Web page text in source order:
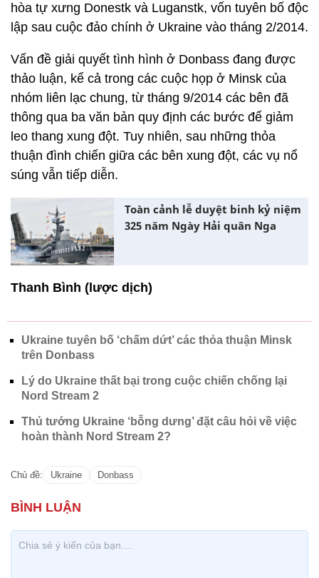
hòa tự xưng Donestk và Luganstk, vốn tuyên bố độc
lập sau cuộc đảo chính ở Ukraine vào tháng 2/2014.
Vấn đề giải quyết tình hình ở Donbass đang được
thảo luận, kể cả trong các cuộc họp ở Minsk của
nhóm liên lạc chung, từ tháng 9/2014 các bên đã
thông qua ba văn bản quy định các bước để giảm
leo thang xung đột. Tuy nhiên, sau những thỏa
thuận đình chiến giữa các bên xung đột, các vụ nổ
súng vẫn tiếp diễn.
Toàn cảnh lễ duyệt binh kỷ niệm
325 năm Ngày Hải quân Nga
Thanh Bình (lược dịch)
Ukraine tuyên bố ‘chấm dứt’ các thỏa thuận Minsk
trên Donbass
Lý do Ukraine thất bại trong cuộc chiến chống lại
Nord Stream 2
Thủ tướng Ukraine ‘bỗng dưng’ đặt câu hỏi về việc
hoàn thành Nord Stream 2?
Chủ đề: Ukraine Donbass